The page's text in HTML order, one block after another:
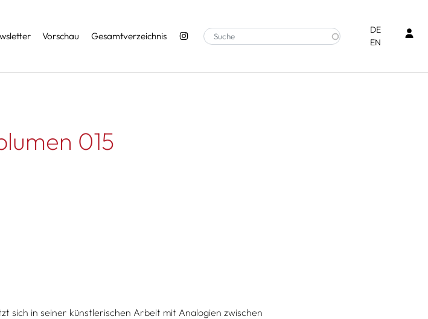
Vorschau Gesamtverzeichnis
DE
EN
015
sich in seiner künstlerischen Arbeit mit Analogien zwischen